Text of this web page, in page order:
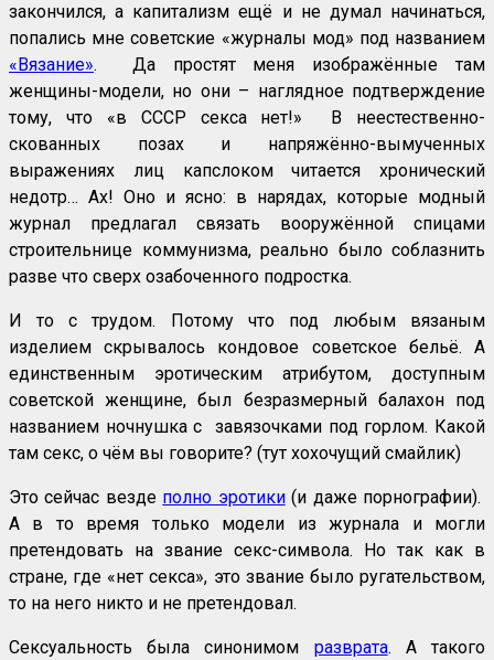
закончился, а капитализм ещё и не думал начинаться,
попались мне советские «журналы мод» под названием
«Вязание». Да простят меня изображённые там
женщины-модели, но они – наглядное подтверждение
тому, что «в СССР секса нет!» В неестественно-
скованных позах и напряжённо-вымученных
выражениях лиц капслоком читается хронический
недотр… Ах! Оно и ясно: в нарядах, которые модный
журнал предлагал связать вооружённой спицами
строительнице коммунизма, реально было соблазнить
разве что сверх озабоченного подростка.
И то с трудом. Потому что под любым вязаным
изделием скрывалось кондовое советское бельё. А
единственным эротическим атрибутом, доступным
советской женщине, был безразмерный балахон под
названием ночнушка с завязочками под горлом. Какой
там секс, о чём вы говорите? (тут хохочущий смайлик)
Это сейчас везде полно эротики(и даже порнографии).
А в то время только модели из журнала и могли
претендовать на звание секс-символа. Но так как в
стране, где «нет секса», это звание было ругательством,
то на него никто и не претендовал.
Сексуальность была синонимом разврата. А такого